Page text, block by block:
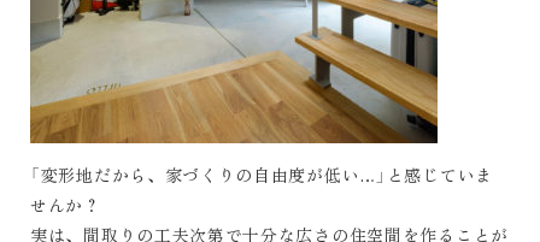
「変形地だから、家づくりの自由度が低い…」と感じていま
せんか？
実は、間取りの工夫次第で十分な広さの住空間を作ることが